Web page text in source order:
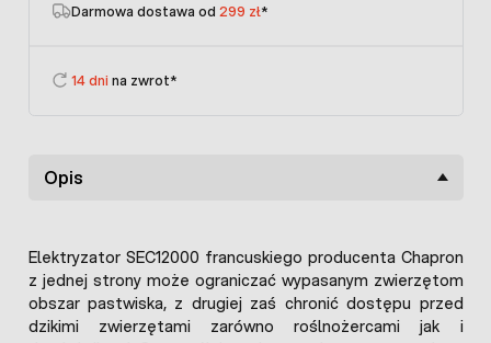
Darmowa dostawa od 299 zł*
14 dni na zwrot*
Opis
Elektryzator SEC12000 francuskiego producenta Chapron
z jednej strony może ograniczać wypasanym zwierzętom
obszar pastwiska, z drugiej zaś chronić dostępu przed
dzikimi zwierzętami zarówno roślnożercami jak i